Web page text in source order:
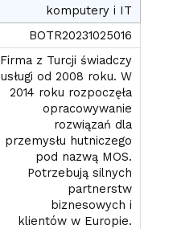
komputery i IT
BOTR20231025016
Firma z Turcji świadczy
usługi od 2008 roku. W
2014 roku rozpoczęła
opracowywanie
rozwiązań dla
przemysłu hutniczego
pod nazwą MOS.
Potrzebują silnych
partnerstw
biznesowych i
klientów w Europie.